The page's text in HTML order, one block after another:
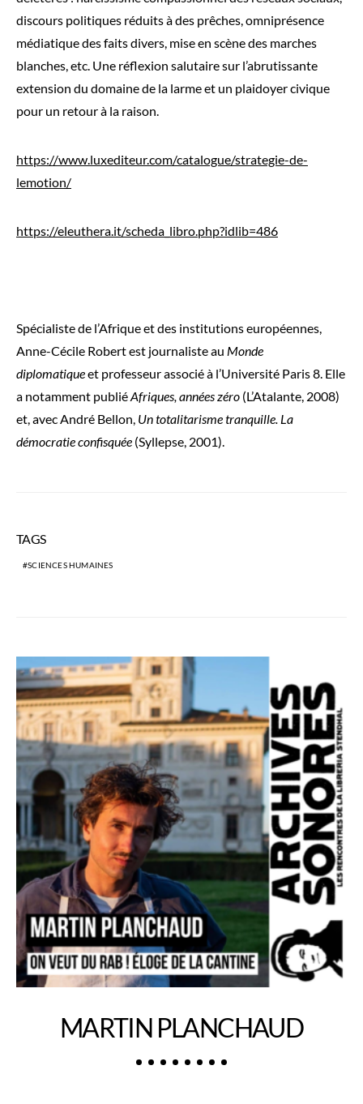
discours politiques réduits à des prêches, omniprésence
médiatique des faits divers, mise en scène des marches
blanches, etc. Une réflexion salutaire sur l’abrutissante
extension du domaine de la larme et un plaidoyer civique
pour un retour à la raison.
https://www.luxediteur.com/catalogue/strategie-de-
lemotion/
https://eleuthera.it/scheda_libro.php?idlib=486
Spécialiste de l’Afrique et des institutions européennes,
Anne-Cécile Robert est journaliste au Monde
diplomatiqueet professeur associé à l’Université Paris 8. Elle
a notamment publiéAfriques, années zéro (L’Atalante, 2008)
et, avec André Bellon, Un totalitarisme tranquille. La
démocratie confisquée (Syllepse, 2001).
TAGS
SCIENCES HUMAINES
MARTIN PLANCHAUD